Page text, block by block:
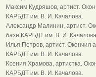
Максим Кудряшов, артист.
КАРБДТ им. В. И. Качалова.
Александр Малинин, артист.
базе КАРБДТ им. В. И.
Илья Петров, артист. Окончил
КАРБДТ им. В. И. Качалова.
Ксения Храмова, артистка.
КАРБДТ им. В. И. Качалова.